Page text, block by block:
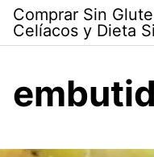
Skip
content
Comprar Sin
Celíacos y Dieta